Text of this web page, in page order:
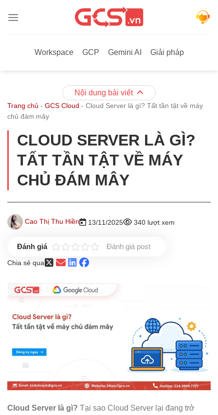
qua
Workspace
GCP Gemini AI Giải pháp
Nội dung bài viết
Trang chủ - GCS Cloud - Cloud Server là gì? Tất tần tật về máy
chủ đám mây
CLOUD SERVER LÀ GÌ?
TẤT TẦN TẬT VỀ MÁY
CHỦ ĐÁM MÂY
Cao Thị Thu Hiền 13/11/2025 340 lượt xem
Đánh giá post
Chia sẻ qua
Cloud Server là gì? Tại sao Cloud Server lại đang trở